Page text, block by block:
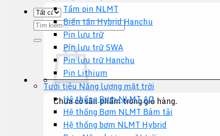
Tìm
kiếm:
Chưa có sản phẩm trong giỏ hàng.
Quay trở lại cửa hàng
Tấm pin NLMT
Biến tần Hybrid Hanchu
Pin lưu trữ
Pin lưu trữ SWA
Pin lưu trữ Hanchu
Pin Lithium
Tưới tiêu Năng lượng mặt trời
Hệ thống Bơm NLMT AC
Hệ thống Bơm NLMT Bám tải
Hệ thống bơm NLMT Hybrid